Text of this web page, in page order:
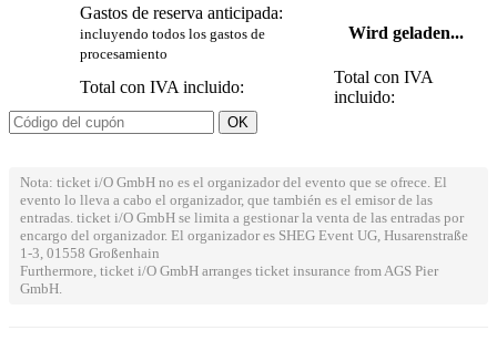
Gastos de reserva anticipada:
incluyendo todos los gastos de
procesamiento
Wird geladen...
Total con IVA incluido:
Total con IVA
incluido:
Nota: ticket i/O GmbH no es el organizador del evento que se ofrece. El
evento lo lleva a cabo el organizador, que también es el emisor de las
entradas. ticket i/O GmbH se limita a gestionar la venta de las entradas por
encargo del organizador. El organizador es SHEG Event UG, Husarenstraße
1-3, 01558 Großenhain
Furthermore, ticket i/O GmbH arranges ticket insurance from AGS Pier
GmbH.